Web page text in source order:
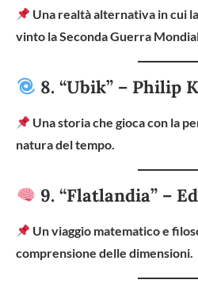
Una realtà alternativa in cui
vinto la Seconda Guerra
8. “Ubik” – Philip
Una storia che gioca con la
natura del tempo.
9. “Flatlandia” –
Un viaggio matematico e
comprensione delle dimensioni.